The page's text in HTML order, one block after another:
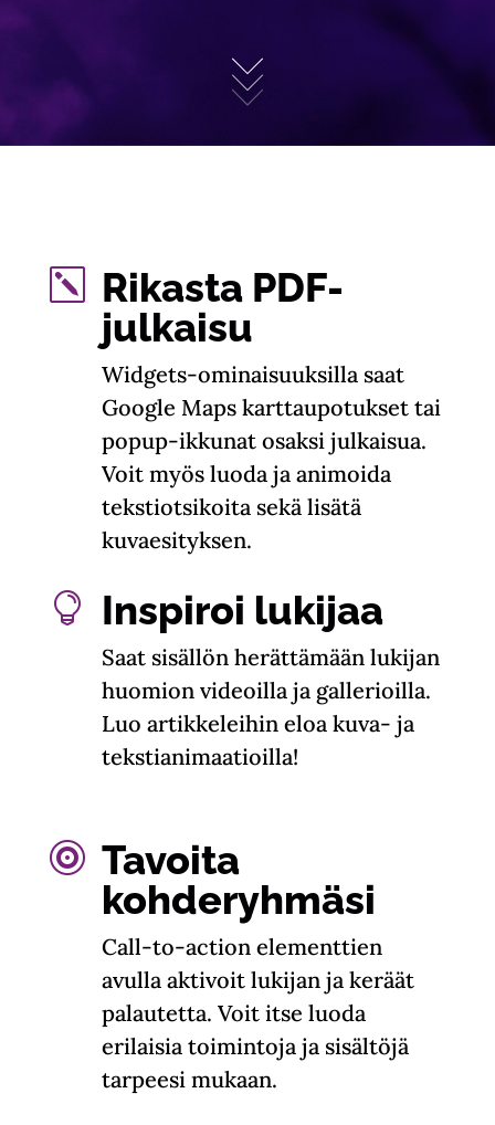
k
Rikasta PDF-
julkaisu
Widgets-ominaisuuksilla saat
Google Maps karttaupotukset tai
popup-ikkunat osaksi julkaisua.
Voit myös luoda ja animoida
tekstiotsikoita sekä lisätä
kuvaesityksen.
 Inspiroi lukijaa
Saat sisällön herättämään lukijan
huomion videoilla ja gallerioilla.
Luo artikkeleihin eloa kuva- ja
tekstianimaatioilla!
 Tavoita
kohderyhmäsi
Call-to-action elementtien
avulla aktivoit lukijan ja keräät
palautetta. Voit itse luoda
erilaisia toimintoja ja sisältöjä
tarpeesi mukaan.